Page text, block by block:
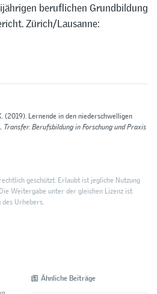
beruflichen Grundbildung
Zürich/Lausanne:
(2019). Lernende in den niederschwelligen
Transfer. Berufsbildung in Forschung und Praxis
geschützt. Erlaubt ist jegliche Nutzung
Weitergabe unter der gleichen Lizenz ist
Urhebers.
Ähnliche Beiträge